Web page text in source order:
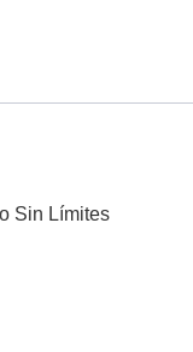
Sin Límites